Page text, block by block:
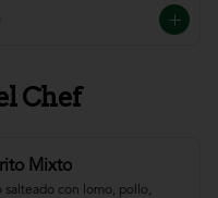
Chef
Mixto
salteado con lomo, pollo,